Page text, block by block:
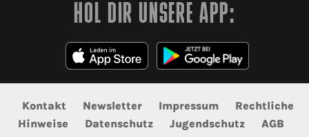
HOL DIR UNSERE APP:
Kontakt Newsletter Impressum
Rechtliche
Hinweise
Datenschutz Jugendschutz
AGB